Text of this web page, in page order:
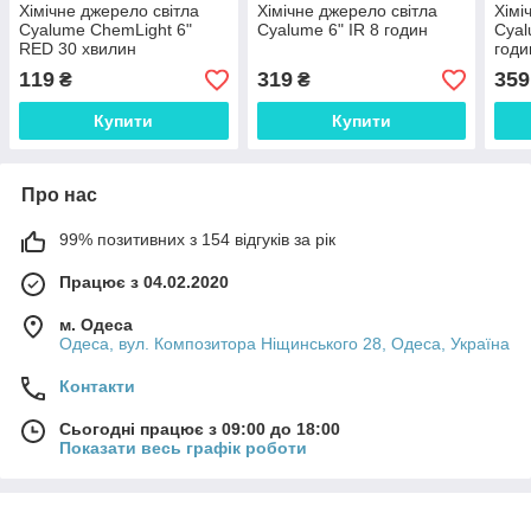
Хімічне джерело світла
Cyalume ChemLight 6"
RED 30 хвилин
119 ₴
Купити
Хімічне джерело світла
Cyalume 6" IR 8 годин
319₴
Купити
359
Про нас
99% позитивних з 154 відгуків за рік
Працює з 04.02.2020
м. Одеса
Одеса, вул. Композитора Ніщинського 28, Одеса, Україна
Контакти
Сьогодні працює з 09:00 до 18:00
Показати весь графік роботи